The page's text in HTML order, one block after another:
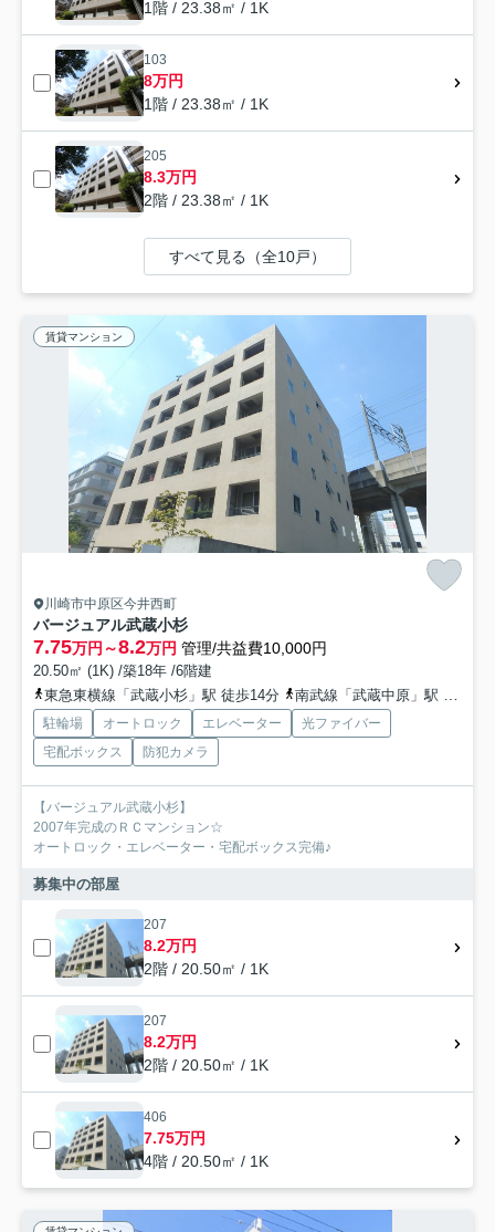
1階 / 23.38㎡ / 1K
103
8万円
1階 / 23.38㎡ / 1K
205
8.3万円
2階 / 23.38㎡ / 1K
すべて見る（全10戸）
賃貸マンション
川崎市中原区今井西町
バージュアル武蔵小杉
7.75万円～8.2万円 管理/共益費10,000円
20.50㎡ (1K) /築18年 /6階建
東急東横線「武蔵小杉」駅 徒歩14分
南武線「武蔵中原」駅 徒歩11分
駐輪場 オートロック エレベーター
光ファイバー
宅配ボックス
防犯カメラ
【バージュアル武蔵小杉】
2007年完成のＲＣマンション☆
オートロック・エレベーター・宅配ボックス完備♪
募集中の部屋
207
8.2万円
2階 / 20.50㎡ / 1K
207
8.2万円
2階 / 20.50㎡ / 1K
406
7.75万円
4階 / 20.50㎡ / 1K